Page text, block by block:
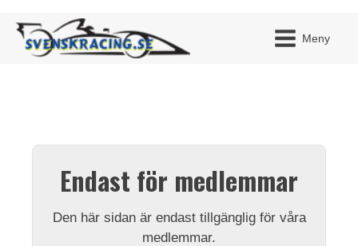
Meny
Endast för medlemmar
Den här sidan är endast tillgänglig för våra
medlemmar.